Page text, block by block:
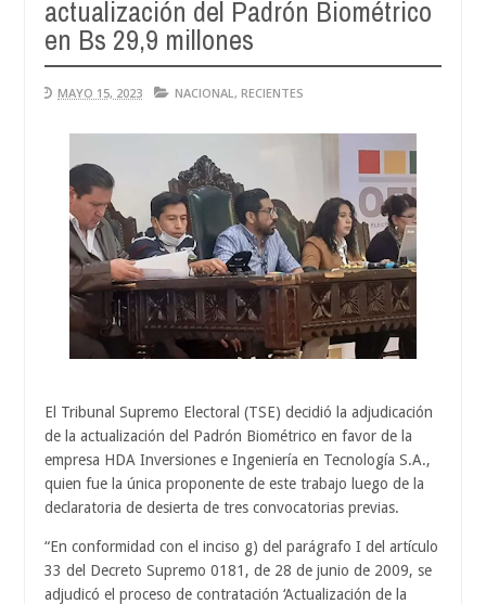
Aug
04,
actualización del Padrón Biométrico
en Bs 29,9 millones
MAYO 15, 2023 NACIONAL , RECIENTES
El Tribunal Supremo Electoral (TSE) decidió la adjudicación
de la actualización del Padrón Biométrico en favor de la
empresa HDA Inversiones e Ingeniería en Tecnología S.A.,
quien fue la única proponente de este trabajo luego de la
declaratoria de desierta de tres convocatorias previas.
“En conformidad con el inciso g) del parágrafo I del artículo
33 del Decreto Supremo 0181, de 28 de junio de 2009, se
adjudicó el proceso de contratación ‘Actualización de la